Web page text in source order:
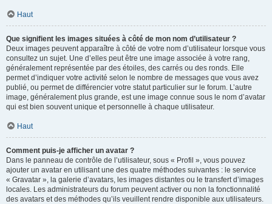
Haut
Que signifient les images situées à côté de mon nom d’utilisateur ?
Deux images peuvent apparaître à côté de votre nom d’utilisateur lorsque vous
consultez un sujet. Une d’elles peut être une image associée à votre rang,
généralement représentée par des étoiles, des carrés ou des ronds. Elle
permet d’indiquer votre activité selon le nombre de messages que vous avez
publié, ou permet de différencier votre statut particulier sur le forum. L’autre
image, généralement plus grande, est une image connue sous le nom d’avatar
qui est bien souvent unique et personnelle à chaque utilisateur.
Haut
Comment puis-je afficher un avatar ?
Dans le panneau de contrôle de l’utilisateur, sous « Profil », vous pouvez
ajouter un avatar en utilisant une des quatre méthodes suivantes : le service
« Gravatar », la galerie d’avatars, les images distantes ou le transfert d’images
locales. Les administrateurs du forum peuvent activer ou non la fonctionnalité
des avatars et des méthodes qu’ils veuillent rendre disponible aux utilisateurs.